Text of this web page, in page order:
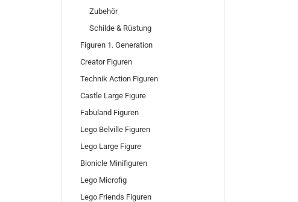
Zubehör
Schilde & Rüstung
Figuren 1. Generation
Creator Figuren
Technik Action Figuren
Castle Large Figure
Fabuland Figuren
Lego Belville Figuren
Lego Large Figure
Bionicle Minifiguren
Lego Microfig
Lego Friends Figuren